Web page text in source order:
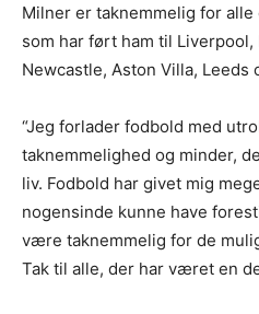
Milner er taknemmelig for
som har ført ham til Liverpool,
Newcastle, Aston Villa, Leeds
“Jeg forlader fodbold med
taknemmelighed og minder,
liv. Fodbold har givet mig
nogensinde kunne have
være taknemmelig for de
Tak til alle, der har været en